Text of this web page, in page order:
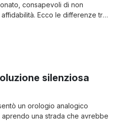
consapevoli di non
Ecco le differenze tra
e i consigli per fare una scelta
silenziosa
un orologio analogico
aprendo una strada che avrebbe